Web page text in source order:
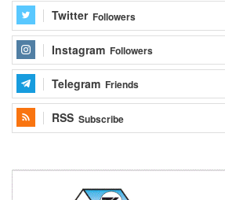
Twitter Followers
Instagram Followers
Telegram Friends
RSS Subscribe